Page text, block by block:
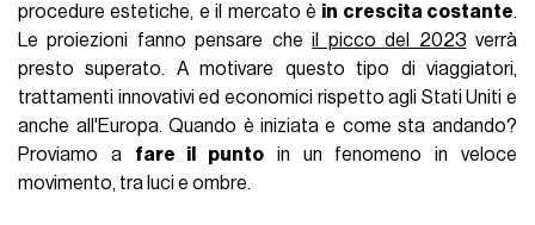
procedure estetiche, e il mercato è in crescita costante.
Le proiezioni fanno pensare cheil picco del 2023 verrà
presto superato. A motivare questo tipo di viaggiatori,
trattamenti innovativi ed economici rispetto agli Stati Uniti e
anche all'Europa. Quando è iniziata e come sta andando?
Proviamo a fare il punto in un fenomeno in veloce
movimento, tra luci e ombre.